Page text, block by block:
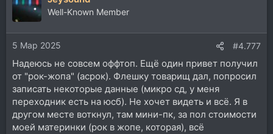
Well-Known Member
5 Мар 2025 #4.777
Надеюсь не совсем оффтоп. Ещё один привет получил
от "рок-жопа" (асрок). Флешку товарищ дал, попросил
записать некоторые данные (микро сд, у меня
переходник есть на юсб). Не хочет видеть и всё. Я в
другом месте воткнул, там мини-пк, за пол стоимости
моей материнки (рок в жопе, которая), всё